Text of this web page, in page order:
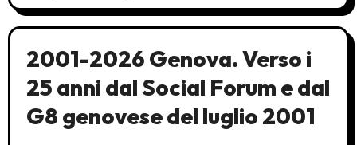
2001-2026 Genova. Verso i
25 anni dal Social Forum e dal
G8 genovese del luglio 2001